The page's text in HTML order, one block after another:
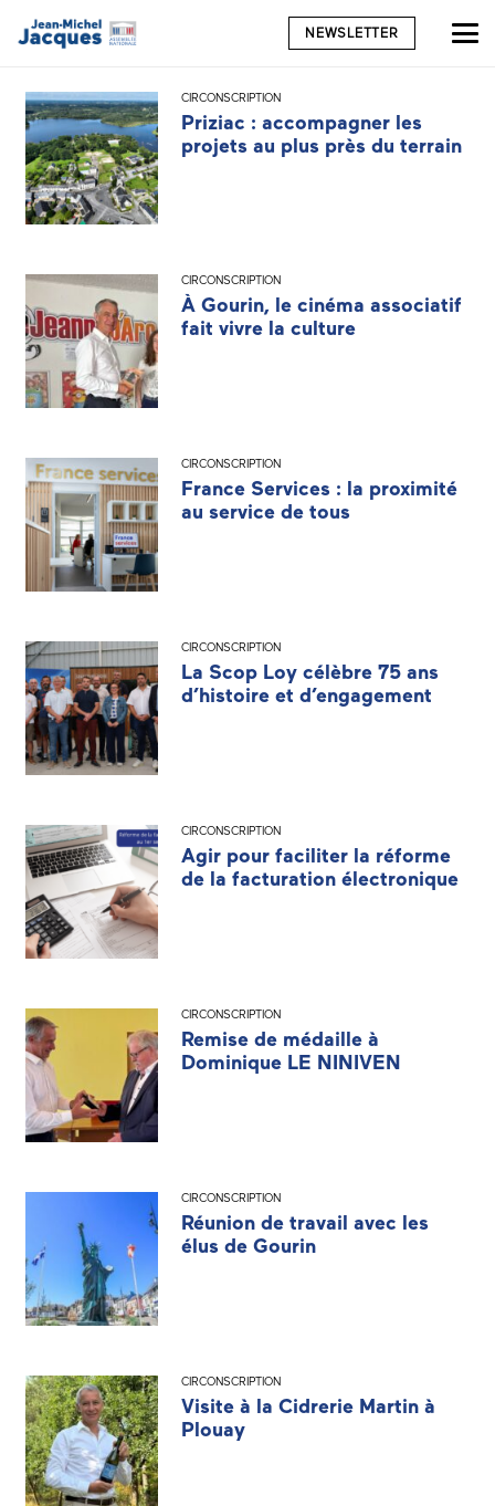
NEWSLETTER
CIRCONSCRIPTION
Priziac : accompagner les
projets au plus près du terrain
CIRCONSCRIPTION
À Gourin, le cinéma associatif
fait vivre la culture
CIRCONSCRIPTION
France Services : la proximité
au service de tous
CIRCONSCRIPTION
La Scop Loy célèbre 75 ans
d’histoire et d’engagement
CIRCONSCRIPTION
Agir pour faciliter la réforme
de la facturation électronique
CIRCONSCRIPTION
Remise de médaille à
Dominique LE NINIVEN
CIRCONSCRIPTION
Réunion de travail avec les
élus de Gourin
CIRCONSCRIPTION
Visite à la Cidrerie Martin à
Plouay